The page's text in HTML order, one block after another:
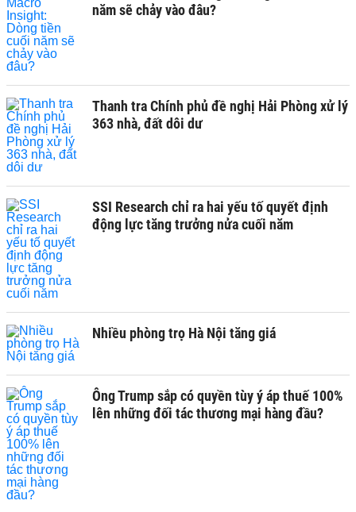
năm sẽ chảy vào đâu?
Thanh tra Chính phủ đề nghị Hải Phòng xử lý
363 nhà, đất dôi dư
SSI Research chỉ ra hai yếu tố quyết định
động lực tăng trưởng nửa cuối năm
Nhiều phòng trọ Hà Nội tăng giá
Ông Trump sắp có quyền tùy ý áp thuế 100%
lên những đối tác thương mại hàng đầu?